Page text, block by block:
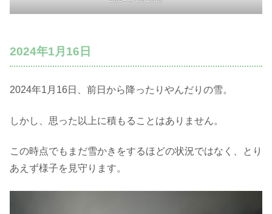
2024年1月16日
2024年1月16日、前日から降ったりやんだりの雪。
しかし、思った以上に積もることはありません。
この時点でもまだ雪かきをするほどの状況ではなく、とり
あえず様子を見守ります。